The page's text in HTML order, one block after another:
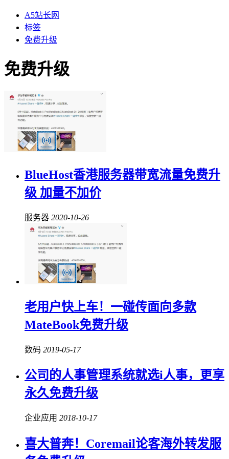
A5站长网
标签
免费升级
免费升级
BlueHost香港服务器带宽流量免费升
级 加量不加价
服务器 2020-10-26
老用户快上车！一碰传面向多款
MateBook免费升级
数码 2019-05-17
公司的人事管理系统就选i人事，更享
永久免费升级
企业应用 2018-10-17
喜大普奔！Coremail论客海外转发服